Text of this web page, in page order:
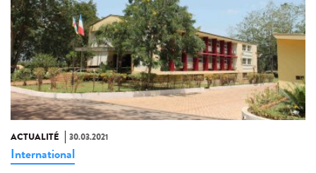
ACTUALITÉ 30.03.2021
International